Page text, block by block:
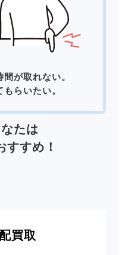
が取れない。
らいたい。
たは
すすめ！
買取